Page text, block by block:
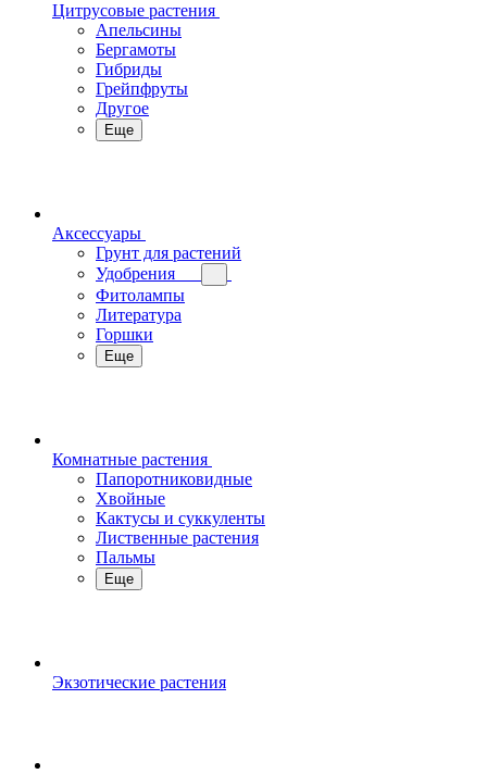
Цитрусовые растения
Апельсины
Бергамоты
Гибриды
Грейпфруты
Другое
Еще
Аксессуары
Грунт для растений
Удобрения
Фитолампы
Литература
Горшки
Еще
Комнатные растения
Папоротниковидные
Хвойные
Кактусы и суккуленты
Лиственные растения
Пальмы
Еще
Экзотические растения